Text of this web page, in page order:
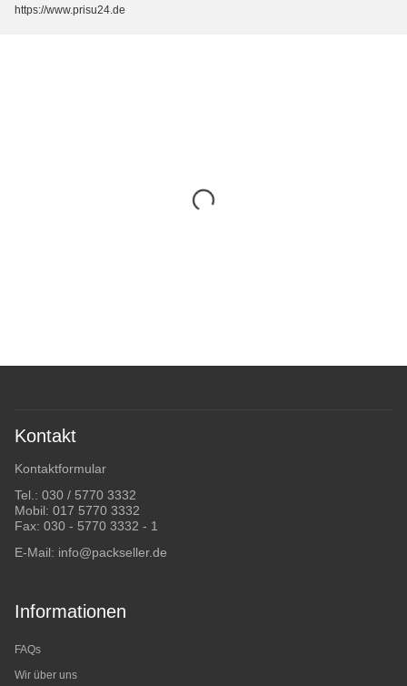
https://www.prisu24.de
Kontakt
Kontaktformular
Tel.: 030 / 5770 3332
Mobil: 017 5770 3332
Fax: 030 - 5770 3332 - 1
E-Mail: info@packseller.de
Informationen
FAQs
Wir über uns